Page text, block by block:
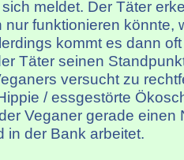
meldet. Der Täter
nur funktionieren könnte,
kommt es dann
Täter seinen
versucht zu
/ essgestörte
Veganer gerade einen
in der Bank arbeitet.